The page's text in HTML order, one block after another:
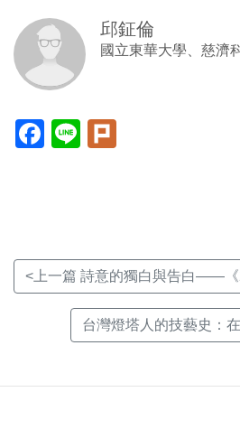
邱鉦倫
國立東華大學、慈濟
Facebook(另
開
Line(另
開
<上一篇 詩意的獨白與告白——《
台灣燈塔人的技藝史：